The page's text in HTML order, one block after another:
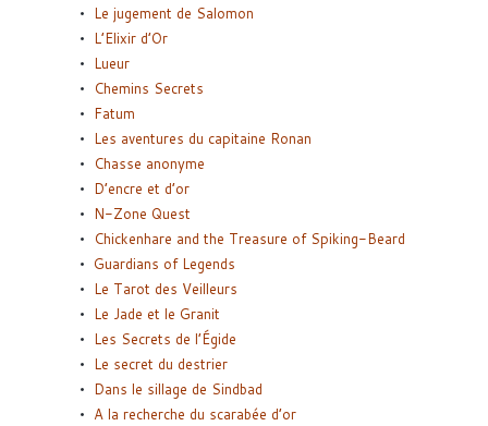
Le jugement de Salomon
L’Elixir d’Or
Lueur
Chemins Secrets
Fatum
Les aventures du capitaine Ronan
Chasse anonyme
D’encre et d’or
N-Zone Quest
Chickenhare and the Treasure of Spiking-Beard
Guardians of Legends
Le Tarot des Veilleurs
Le Jade et le Granit
Les Secrets de l’Égide
Le secret du destrier
Dans le sillage de Sindbad
A la recherche du scarabée d’or